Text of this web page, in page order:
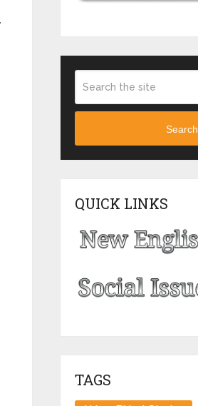
Search
QUICK LINKS
TAGS